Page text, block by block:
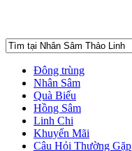
Đông trùng
Nhân Sâm
Quà Biếu
Hồng Sâm
Linh Chi
Khuyến Mãi
Câu Hỏi Thường Gặp